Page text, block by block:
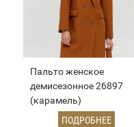
Пальто женское
демисезонное 26897
(карамель)
ПОДРОБНЕЕ